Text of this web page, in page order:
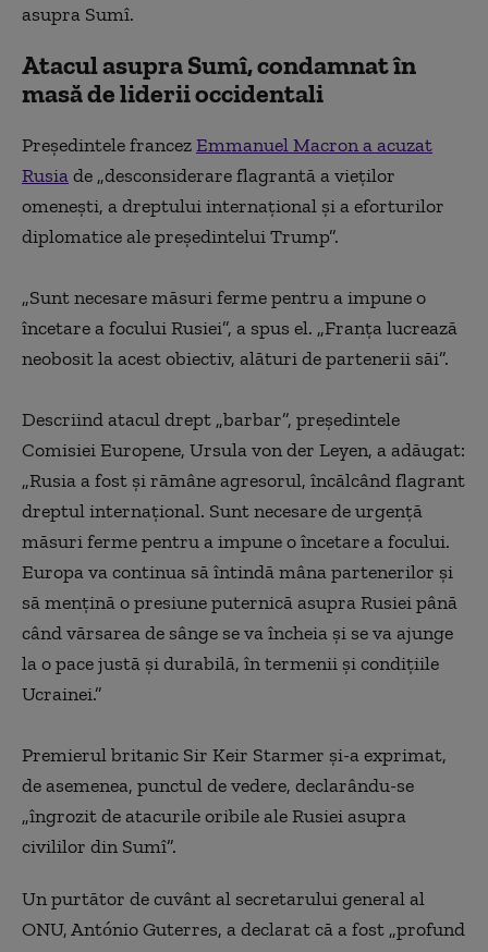
asupra Sumî.
Atacul asupra Sumî, condamnat în
masă de liderii occidentali
Președintele francezEmmanuel Macron a acuzat
Rusiade „desconsiderare flagrantă a vieților
omenești, a dreptului internațional și a eforturilor
diplomatice ale președintelui Trump”.
„Sunt necesare măsuri ferme pentru a impune o
încetare a focului Rusiei”, a spus el. „Franța lucrează
neobosit la acest obiectiv, alături de partenerii săi”.
Descriind atacul drept „barbar”, președintele
Comisiei Europene, Ursula von der Leyen, a adăugat:
„Rusia a fost și rămâne agresorul, încălcând flagrant
dreptul internațional. Sunt necesare de urgență
măsuri ferme pentru a impune o încetare a focului.
Europa va continua să întindă mâna partenerilor și
să mențină o presiune puternică asupra Rusiei până
când vărsarea de sânge se va încheia și se va ajunge
la o pace justă și durabilă, în termenii și condițiile
Ucrainei.”
Premierul britanic Sir Keir Starmer și-a exprimat,
de asemenea, punctul de vedere, declarându-se
„îngrozit de atacurile oribile ale Rusiei asupra
civililor din Sumî”.
Un purtător de cuvânt al secretarului general al
ONU, António Guterres, a declarat că a fost „profund